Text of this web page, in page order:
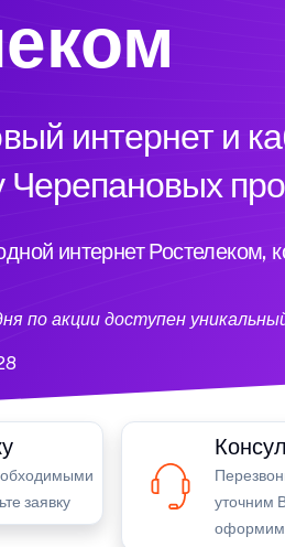
интернет и
интернет Ростелеком,
по акции доступен
заявку
уточним
оформим